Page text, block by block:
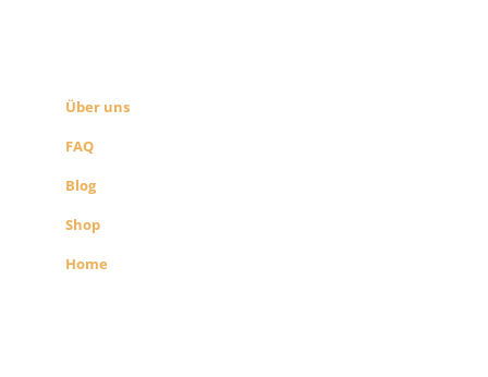
Über uns
FAQ
Blog
Shop
Home